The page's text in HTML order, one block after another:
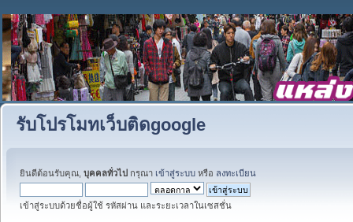
รับโปรโมทเว็บติดgoogle
ยินดีต้อนรับคุณ, บุคคลทั่วไป กรุณา เข้าสู่ระบบ หรือ ลงทะเบียน
เข้าสู่ระบบด้วยชื่อผู้ใช้ รหัสผ่าน และระยะเวลาในเซสชั่น